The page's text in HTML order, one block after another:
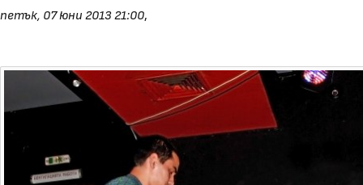
петък, 07 юни 2013 21:00,